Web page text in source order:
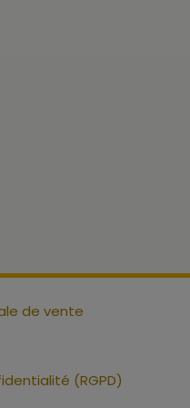
de vente
(RGPD)